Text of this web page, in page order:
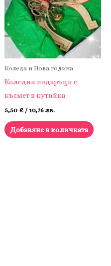
Коледа и Нова година
Коледни подаръци с
късмет в кутийка
5,50 € / 10,76 лв.
Добавяне в количката